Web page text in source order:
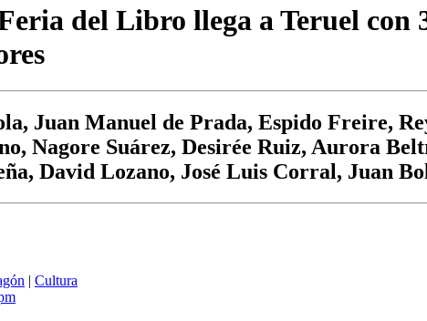
del Libro llega a Teruel con
Juan Manuel de Prada, Espido Freire,
Nagore Suárez, Desirée Ruiz, Aurora
David Lozano, José Luis Corral, Juan
| Cultura